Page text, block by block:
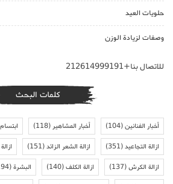
حلويات العيد
وصفات لزيادة الوزن
للاتصال بنا+212614999191
كلمات البحث
أخبار الفنانين(104) أخبار المشاهير(118)
ازالة التجاعيد(351) ازالة الشعر الزائد(151)
ازالة الكرش(137) ازالة الكلف(140) البشرة(194)